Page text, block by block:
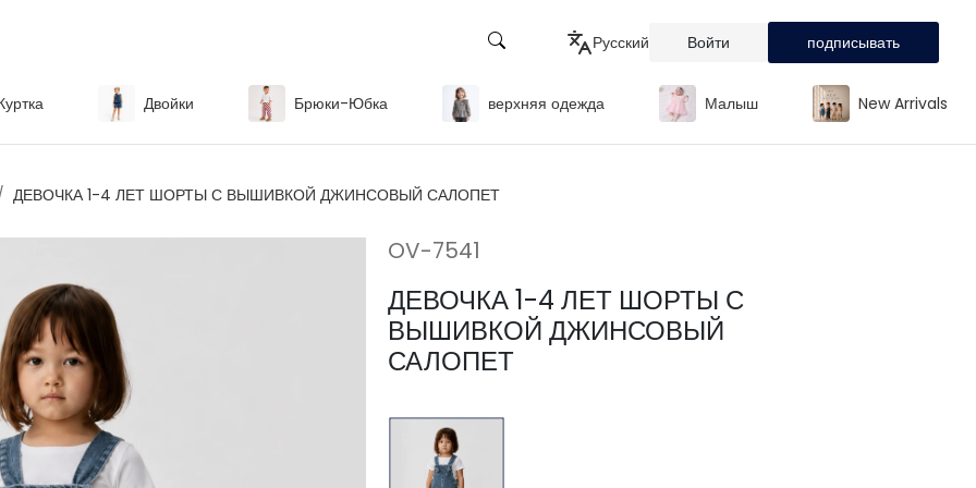
Русский Войти подписывать
Двойки Брюки-Юбка верхняя одежда Малыш New Arrivals
ДЕВОЧКА 1-4 ЛЕТ ШОРТЫ С ВЫШИВКОЙ ДЖИНСОВЫЙ САЛОПЕТ
OV-7541
ДЕВОЧКА 1-4 ЛЕТ ШОРТЫ С
ВЫШИВКОЙ ДЖИНСОВЫЙ
САЛОПЕТ